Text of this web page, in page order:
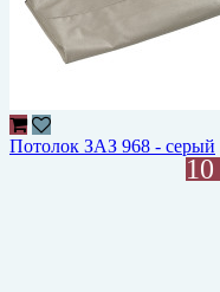
Потолок ЗАЗ 968 - серый